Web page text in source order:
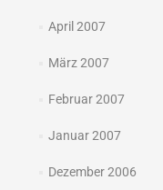
April 2007
März 2007
Februar 2007
Januar 2007
Dezember 2006